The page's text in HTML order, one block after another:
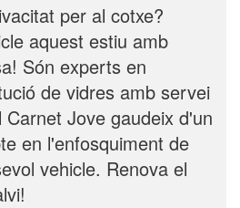
per al cotxe?
aquest estiu amb
Són experts en
de vidres amb servei
Jove gaudeix d'un
en l'enfosquiment de
vehicle. Renova el